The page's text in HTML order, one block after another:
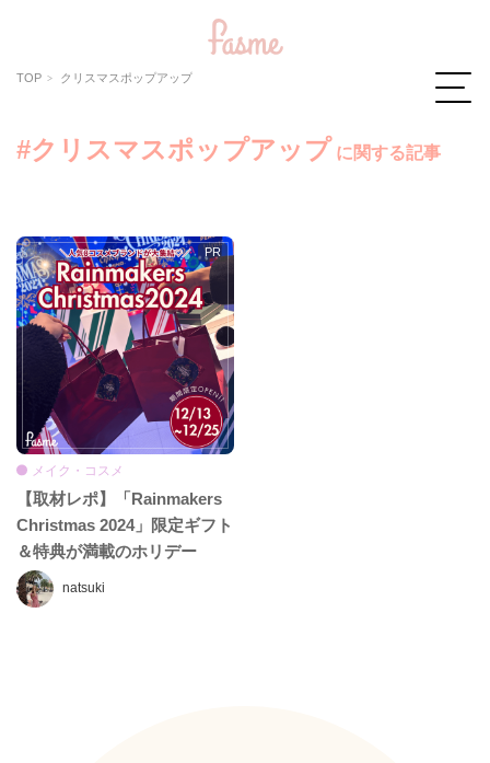
TOP クリスマスポップアップ
#クリスマスポップアップ に関する記事
natsuki
メイク・コスメ
【取材レポ】「Rainmakers
Christmas 2024」限定ギフト
＆特典が満載のホリデー
POPUP♡